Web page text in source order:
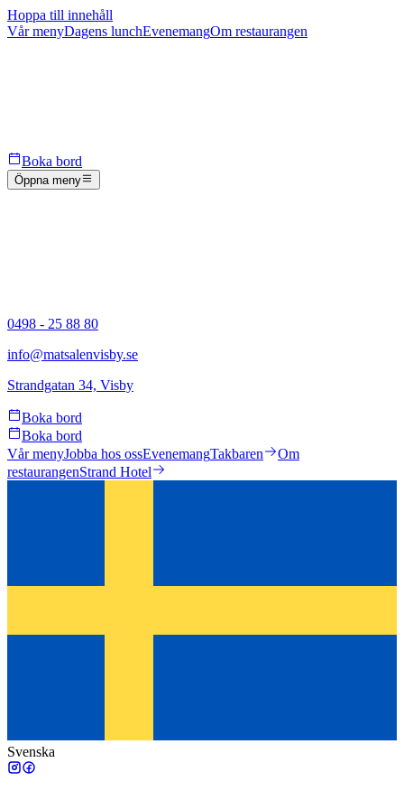
Hoppa till innehåll
Vår menyDagens lunchEvenemangOm restaurangen
Boka bord
Öppna meny
0498 - 25 88 80
info@matsalenvisby.se
Strandgatan 34, Visby
Boka bord
Boka bord
Vår menyJobba hos ossEvenemangTakbaren
Om
restaurangenStrand Hotel
Svenska